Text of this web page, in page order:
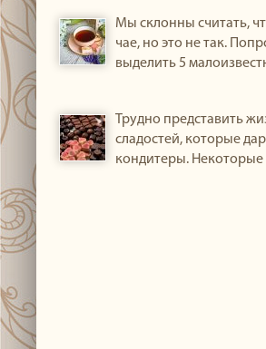
Мы склонны считать,
чае, но это не так.
выделить 5
Трудно представить
сладостей, которые
кондитеры. Некоторые